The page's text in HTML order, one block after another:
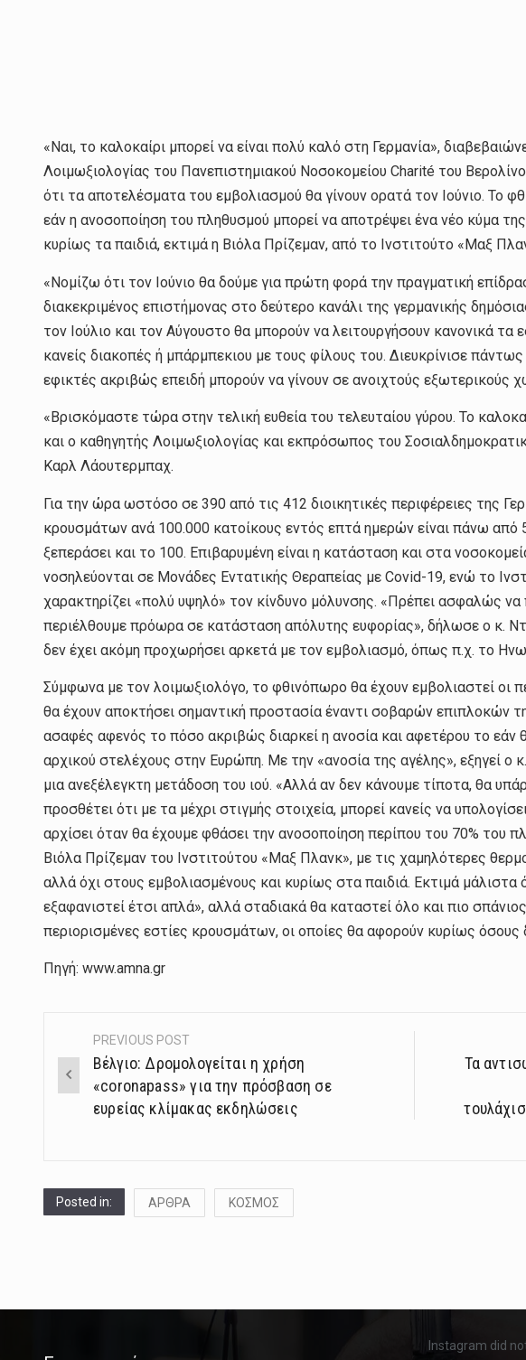
«Ναι, το καλοκαίρι μπορεί να είναι πολύ καλό στη Γερμανία»,
Λοιμωξιολογίας του Πανεπιστημιακού Νοσοκομείου Charité του
ότι τα αποτελέσματα του εμβολιασμού θα γίνουν ορατά τον Ιούνιο. Το
εάν η ανοσοποίηση του πληθυσμού μπορεί να αποτρέψει ένα νέο κύμα
κυρίως τα παιδιά, εκτιμά η Βιόλα Πρίζεμαν, από το Ινστιτούτο «Μαξ
«Νομίζω ότι τον Ιούνιο θα δούμε για πρώτη φορά την πραγματική
διακεκριμένος επιστήμονας στο δεύτερο κανάλι της γερμανικής
τον Ιούλιο και τον Αύγουστο θα μπορούν να λειτουργήσουν κανονικά τα
κανείς διακοπές ή μπάρμπεκιου με τους φίλους του. Διευκρίνισε
εφικτές ακριβώς επειδή μπορούν να γίνουν σε ανοιχτούς εξωτερικούς
«Βρισκόμαστε τώρα στην τελική ευθεία του τελευταίου γύρου. Το
και ο καθηγητής Λοιμωξιολογίας και εκπρόσωπος του
Καρλ Λάουτερμπαχ.
Για την ώρα ωστόσο σε 390 από τις 412 διοικητικές περιφέρειες της
κρουσμάτων ανά 100.000 κατοίκους εντός επτά ημερών είναι πάνω από
ξεπεράσει και το 100. Επιβαρυμένη είναι η κατάσταση και στα
νοσηλεύονται σε Μονάδες Εντατικής Θεραπείας με Covid-19, ενώ το
χαρακτηρίζει «πολύ υψηλό» τον κίνδυνο μόλυνσης. «Πρέπει ασφαλώς
περιέλθουμε πρόωρα σε κατάσταση απόλυτης ευφορίας», δήλωσε ο κ.
δεν έχει ακόμη προχωρήσει αρκετά με τον εμβολιασμό, όπως π.χ. το
Σύμφωνα με τον λοιμωξιολόγο, το φθινόπωρο θα έχουν εμβολιαστεί οι
θα έχουν αποκτήσει σημαντική προστασία έναντι σοβαρών επιπλοκών
ασαφές αφενός το πόσο ακριβώς διαρκεί η ανοσία και αφετέρου το
αρχικού στελέχους στην Ευρώπη. Με την «ανοσία της αγέλης», εξηγεί ο
μια ανεξέλεγκτη μετάδοση του ιού. «Αλλά αν δεν κάνουμε τίποτα, θα
προσθέτει ότι με τα μέχρι στιγμής στοιχεία, μπορεί κανείς να
αρχίσει όταν θα έχουμε φθάσει την ανοσοποίηση περίπου του 70% του
Βιόλα Πρίζεμαν του Ινστιτούτου «Μαξ Πλανκ», με τις χαμηλότερες
αλλά όχι στους εμβολιασμένους και κυρίως στα παιδιά. Εκτιμά μάλιστα
εξαφανιστεί έτσι απλά», αλλά σταδιακά θα καταστεί όλο και πιο
περιορισμένες εστίες κρουσμάτων, οι οποίες θα αφορούν κυρίως όσους
Πηγή: www.amna.gr
Post
navigation
PREVIOUS POST
Βέλγιο: Δρομολογείται η χρήση
«coronapass» για την πρόσβαση σε
ευρείας κλίμακας εκδηλώσεις
Τα
Posted in: ΑΡΘΡΑ ΚΟΣΜΟΣ
Instagram did